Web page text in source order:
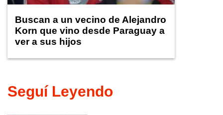
Buscan a un vecino de Alejandro
Korn que vino desde Paraguay a
ver a sus hijos
Seguí Leyendo